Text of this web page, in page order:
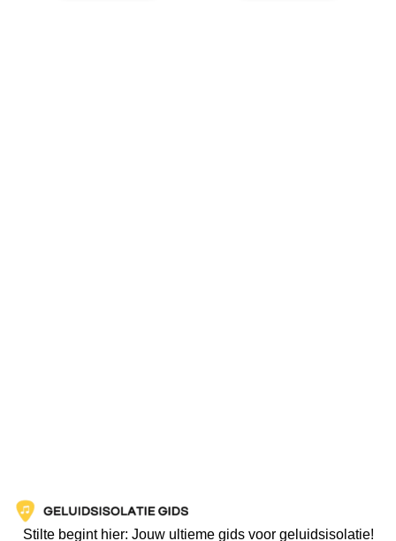
Stilte begint hier: Jouw ultieme gids voor geluidsisolatie!